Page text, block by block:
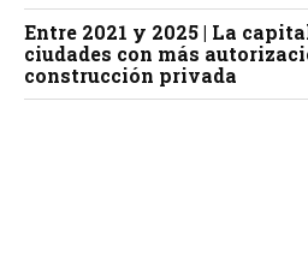
Entre 2021 y 2025 | La
ciudades con más
construcción privada